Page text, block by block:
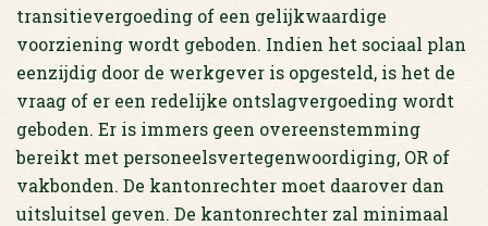
transitievergoeding of een gelijkwaardige
voorziening wordt geboden. Indien het sociaal plan
eenzijdig door de werkgever is opgesteld, is het de
vraag of er een redelijke ontslagvergoeding wordt
geboden. Er is immers geen overeenstemming
bereikt met personeelsvertegenwoordiging, OR of
vakbonden. De kantonrechter moet daarover dan
uitsluitsel geven. De kantonrechter zal minimaal